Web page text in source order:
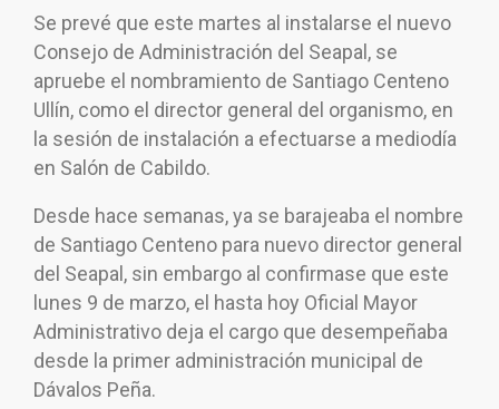
Se prevé que este martes al instalarse el nuevo
Consejo de Administración del Seapal, se
apruebe el nombramiento de Santiago Centeno
Ullín, como el director general del organismo, en
la sesión de instalación a efectuarse a mediodía
en Salón de Cabildo.
Desde hace semanas, ya se barajeaba el nombre
de Santiago Centeno para nuevo director general
del Seapal, sin embargo al confirmase que este
lunes 9 de marzo, el hasta hoy Oficial Mayor
Administrativo deja el cargo que desempeñaba
desde la primer administración municipal de
Dávalos Peña.